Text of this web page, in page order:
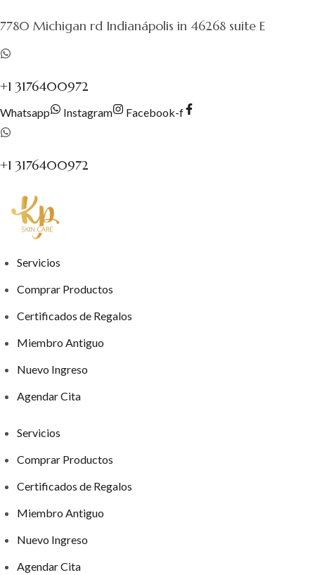
contenido
7780 Michigan rd Indianápolis in 46268 suite E
+1 3176400972
Whatsapp Instagram Facebook-f
+1 3176400972
Servicios
Comprar Productos
Certificados de Regalos
Miembro Antiguo
Nuevo Ingreso
Agendar Cita
Servicios
Comprar Productos
Certificados de Regalos
Miembro Antiguo
Nuevo Ingreso
Agendar Cita